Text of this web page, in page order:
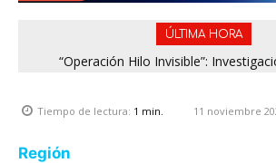
ÚLTIMA HORA
“Operación Hilo Invisible”:
Tiempo de lectura: 1 min. 11 noviembre
Región